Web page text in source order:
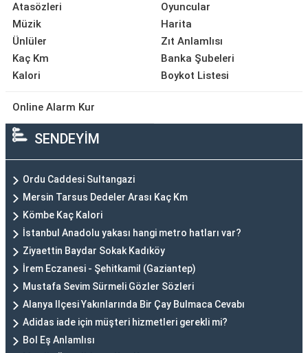
Atasözleri
Müzik
Ünlüler
Kaç Km
Kalori
Oyuncular
Harita
Zıt Anlamlısı
Banka Şubeleri
Boykot Listesi
Online Alarm Kur
SENDEYİM
Ordu Caddesi Sultangazi
Mersin Tarsus Dedeler Arası Kaç Km
Kömbe Kaç Kalori
İstanbul Anadolu yakası hangi metro hatları var?
Ziyaettin Baydar Sokak Kadıköy
İrem Eczanesi - Şehitkamil (Gaziantep)
Mustafa Sevim Sürmeli Gözler Sözleri
Alanya Ilçesi Yakınlarında Bir Çay Bulmaca Cevabı
Adidas iade için müşteri hizmetleri gerekli mi?
Bol Eş Anlamlısı